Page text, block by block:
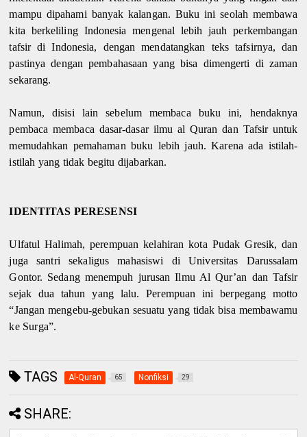
mampu dipahami banyak kalangan. Buku ini seolah membawa
kita berkeliling Indonesia mengenal lebih jauh perkembangan
tafsir di Indonesia, dengan mendatangkan teks tafsirnya, dan
pastinya dengan pembahasaan yang bisa dimengerti di zaman
sekarang.
Namun, disisi lain sebelum membaca buku ini, hendaknya
pembaca membaca dasar-dasar ilmu al Quran dan Tafsir untuk
memudahkan pemahaman buku lebih jauh. Karena ada istilah-
istilah yang tidak begitu dijabarkan.
IDENTITAS PERESENSI
Ulfatul Halimah, perempuan kelahiran kota Pudak Gresik, dan
juga santri sekaligus mahasiswi di Universitas Darussalam
Gontor. Sedang menempuh jurusan Ilmu Al Qur’an dan Tafsir
sejak dua tahun yang lalu. Perempuan ini berpegang motto
“Jangan mengebu-gebukan sesuatu yang tidak bisa membawamu
ke Surga”.
TAGS Al-Quran 65 Nonfiksi 29
SHARE: